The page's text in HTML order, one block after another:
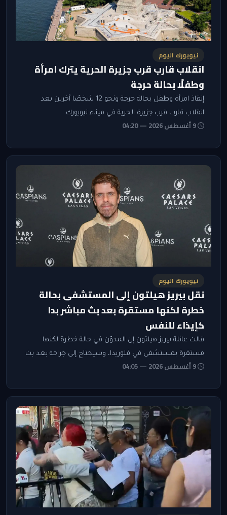
نيويورك اليوم
انقلاب قارب قرب جزيرة الحرية يترك امرأة
وطفلًا بحالة حرجة
إنقاذ امرأة وطفل بحالة حرجة ونحو 12 شخصًا آخرين بعد
انقلاب قارب قرب جزيرة الحرية في ميناء نيويورك.
9 أغسطس 2026 — 04:20
نيويورك اليوم
نقل بيريز هيلتون إلى المستشفى بحالة
خطرة لكنها مستقرة بعد بث مباشر بدا
كإيذاء للنفس
قالت عائلة بيريز هيلتون إن المدوّن في حالة خطرة لكنها
مستقرة بمستشفى في فلوريدا، وسيحتاج إلى جراحة بعد بث
مباشر بدا أنه إيذاء للنفس.
9 أغسطس 2026 — 04:05